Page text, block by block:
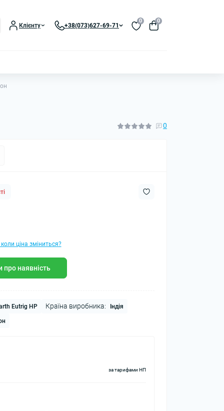
Клієнту +38(073)627-69-71
0 0
0
ціна зміниться?
про наявність
Еutrig HP Країна виробника: Індія
за тарифами НП